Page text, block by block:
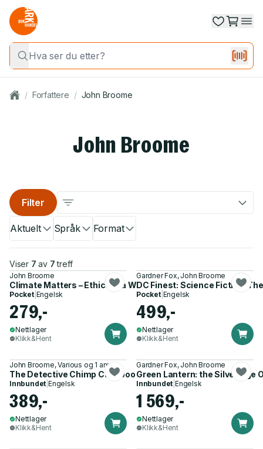
/ Forfattere / John Broome
John Broome
Aktuelt Språk Format
Filter
Viser 7 av 7 treff
John Broome
Climate Matters – Ethics in a Warming World
Pocket| Engelsk
279,-
Nettlager
Klikk&Hent
Gardner Fox, John Broome
DC Finest: Science Fiction:
Pocket| Engelsk
499,-
Nettlager
Klikk&Hent
John Broome, Various og 1 annen
The Detective Chimp Casebook
Innbundet |Engelsk
389,-
Nettlager
Klikk&Hent
Gardner Fox, John Broome
Green Lantern: the Silver Age
Innbundet |Engelsk
1 569,-
Nettlager
Klikk&Hent